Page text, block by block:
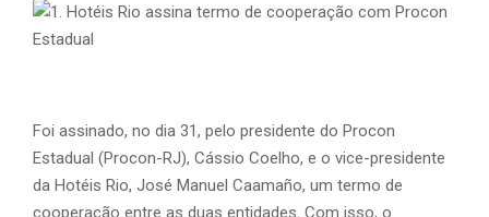
Foi assinado, no dia 31, pelo presidente do Procon
Estadual (Procon-RJ), Cássio Coelho, e o vice-presidente
da Hotéis Rio, José Manuel Caamaño, um termo de
cooperação entre as duas entidades. Com isso, o